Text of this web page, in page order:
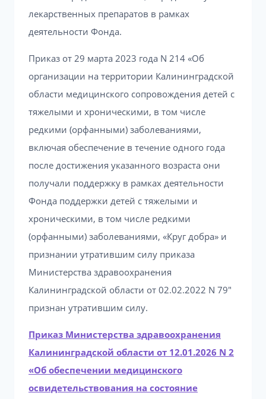
лекарственных препаратов в рамках
деятельности Фонда.
Приказ от 29 марта 2023 года N 214 «Об
организации на территории Калининградской
области медицинского сопровождения детей с
тяжелыми и хроническими, в том числе
редкими (орфанными) заболеваниями,
включая обеспечение в течение одного года
после достижения указанного возраста они
получали поддержку в рамках деятельности
Фонда поддержки детей с тяжелыми и
хроническими, в том числе редкими
(орфанными) заболеваниями, «Круг добра» и
признании утратившим силу приказа
Министерства здравоохранения
Калининградской области от 02.02.2022 N 79″
признан утратившим силу.
Приказ Министерства здравоохранения
Калининградской области от 12.01.2026 N 2
«Об обеспечении медицинского
освидетельствования на состояние